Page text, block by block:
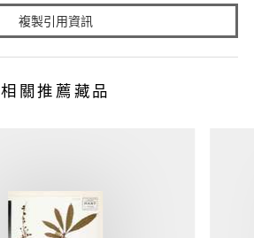
複製引用資訊
相關推薦藏品